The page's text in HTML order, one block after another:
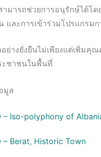
ามารถช่วยการอนุรักษ์ได้โด
และการเข้าร่วมโปรแกรม
อย่างยั่งยืนไม่เพียงแต่เพิ่มคุ
ะชาชนในพื้นที่
มูล
– Iso-polyphony of
– Berat, Historic Town